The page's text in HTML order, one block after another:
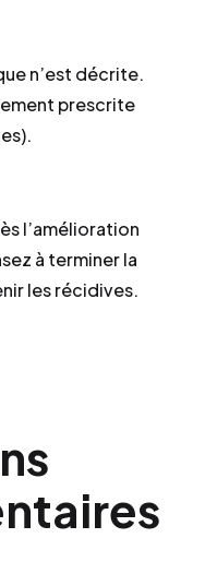
n’est décrite.
prescrite
l’amélioration
à terminer la
les récidives.